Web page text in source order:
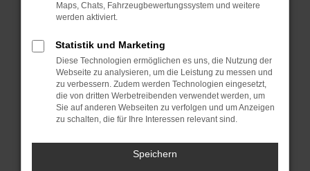
Prüfe deine Browsererweiterungen.
Manche Erweiterungen, wie Werbeblocker,
können das Laden bestimmter Seiten
verhindern. Funktioniert die Seite in einem
anderen Browser oder in einem privaten
Fenster?
Starte dein Gerät neu.
vorübergehende Probleme zu beheben.
Maps, Chats, Fahrzeugbewertungssystem und weitere
werden aktiviert.
Statistik und Marketing
Diese Technologien ermöglichen es uns, die Nutzung der
Webseite zu analysieren, um die Leistung zu messen und
zu verbessern. Zudem werden Technologien eingesetzt,
die von dritten Werbetreibenden verwendet werden, um
Sie auf anderen Webseiten zu verfolgen und um Anzeigen
zu schalten, die für Ihre Interessen relevant sind.
Speichern